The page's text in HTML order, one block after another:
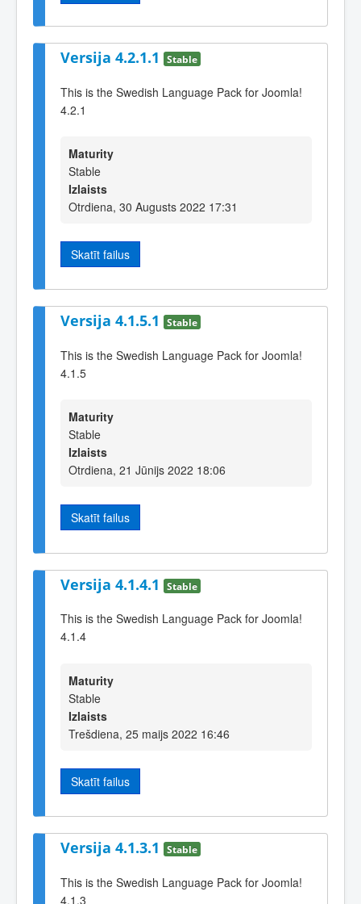
Versija 4.2.1.1 Stable
This is the Swedish Language Pack for Joomla!
4.2.1
Maturity
Stable
Izlaists
Otrdiena, 30 Augusts 2022 17:31
Skatīt failus
Versija 4.1.5.1 Stable
This is the Swedish Language Pack for Joomla!
4.1.5
Maturity
Stable
Izlaists
Otrdiena, 21 Jūnijs 2022 18:06
Skatīt failus
Versija 4.1.4.1 Stable
This is the Swedish Language Pack for Joomla!
4.1.4
Maturity
Stable
Izlaists
Trešdiena, 25 maijs 2022 16:46
Skatīt failus
Versija 4.1.3.1 Stable
This is the Swedish Language Pack for Joomla!
4.1.3